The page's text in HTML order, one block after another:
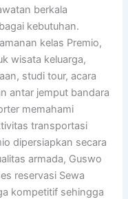
berkala
kebutuhan.
kelas Premio,
wisata keluarga,
studi tour, acara
antar jemput bandara
memahami
transportasi
dipersiapkan secara
armada, Guswo
reservasi Sewa
kompetitif sehingga